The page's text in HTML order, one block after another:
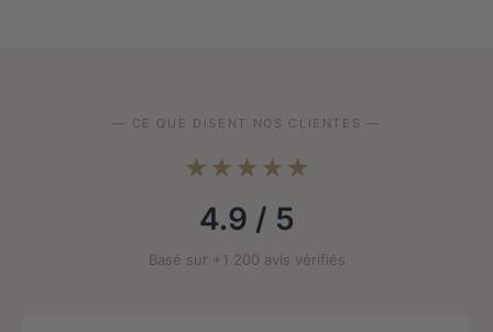
être
— CE QUE DISENT NOS CLIENTES —
★★★★★
4.9 / 5
Basé sur +1 200 avis vérifiés